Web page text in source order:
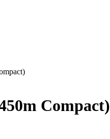
Compact)